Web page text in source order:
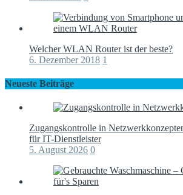
Welcher WLAN Router ist der beste?
6. Dezember 2018 1
Neueste Beiträge
Zugangskontrolle in
für IT-Dienstleister
5. August 2026 0